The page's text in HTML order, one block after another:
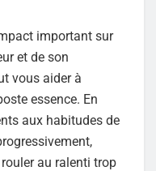
important sur
et de son
vous aider à
essence. En
aux habitudes de
au ralenti trop